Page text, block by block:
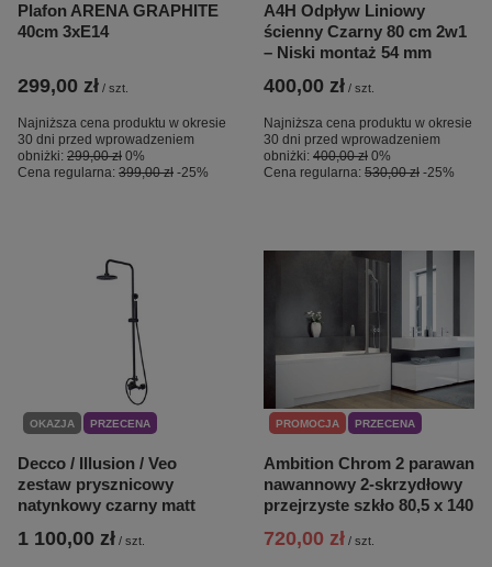
Plafon ARENA GRAPHITE
40cm 3xE14
299,00 zł / szt.
Najniższa cena produktu w okresie
30 dni przed wprowadzeniem
obniżki: 299,00 zł 0%
Cena regularna: 399,00 zł -25%
A4H Odpływ Liniowy
ścienny Czarny 80 cm 2w1
– Niski montaż 54 mm
400,00 zł / szt.
Najniższa cena produktu w okresie
30 dni przed wprowadzeniem
obniżki: 400,00 zł 0%
Cena regularna: 530,00 zł -25%
OKAZJA PRZECENA
Decco / Illusion / Veo
zestaw prysznicowy
natynkowy czarny matt
1 100,00 zł / szt.
PROMOCJA PRZECENA
Ambition Chrom 2 parawan
nawannowy 2-skrzydłowy
przejrzyste szkło 80,5 x 140
720,00 zł / szt.